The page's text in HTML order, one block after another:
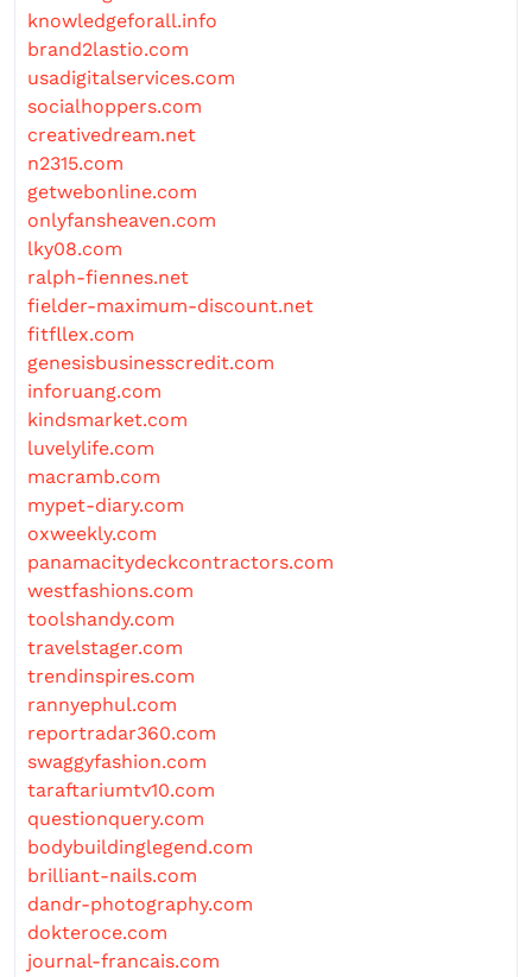
knowledgeforall.info
brand2lastio.com
usadigitalservices.com
socialhoppers.com
creativedream.net
n2315.com
getwebonline.com
onlyfansheaven.com
lky08.com
ralph-fiennes.net
fielder-maximum-discount.net
fitfllex.com
genesisbusinesscredit.com
inforuang.com
kindsmarket.com
luvelylife.com
macramb.com
mypet-diary.com
oxweekly.com
panamacitydeckcontractors.com
westfashions.com
toolshandy.com
travelstager.com
trendinspires.com
rannyephul.com
reportradar360.com
swaggyfashion.com
taraftariumtv10.com
questionquery.com
bodybuildinglegend.com
brilliant-nails.com
dandr-photography.com
dokteroce.com
journal-francais.com